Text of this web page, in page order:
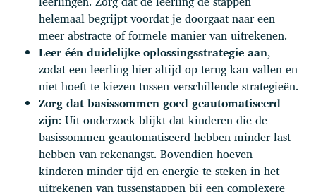
helemaal begrijpt voordat je doorgaat naar een
meer abstracte of formele manier van uitrekenen.
Leer één duidelijke oplossingsstrategie aan,
zodat een leerling hier altijd op terug kan vallen en
niet hoeft te kiezen tussen verschillende strategieën.
Zorg dat basissommen goed geautomatiseerd
zijn: Uit onderzoek blijkt dat kinderen die de
basissommen geautomatiseerd hebben minder last
hebben van rekenangst. Bovendien hoeven
kinderen minder tijd en energie te steken in het
uitrekenen van tussenstappen bij een complexere